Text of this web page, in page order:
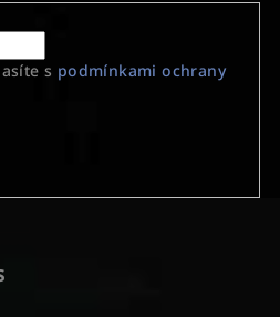
s podmínkami ochrany